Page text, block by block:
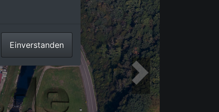
Einverstanden